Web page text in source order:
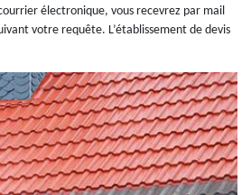
électronique, vous recevrez par mail
votre requête. L’établissement de devis